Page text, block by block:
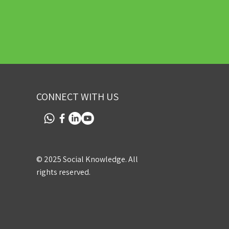
CONNECT WITH US
© 2025 Social Knowledge. All
rights reserved.